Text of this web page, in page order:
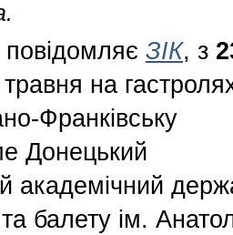
ЗІК, з
травня на
Франківську
Донецький
академічний
балету ім.